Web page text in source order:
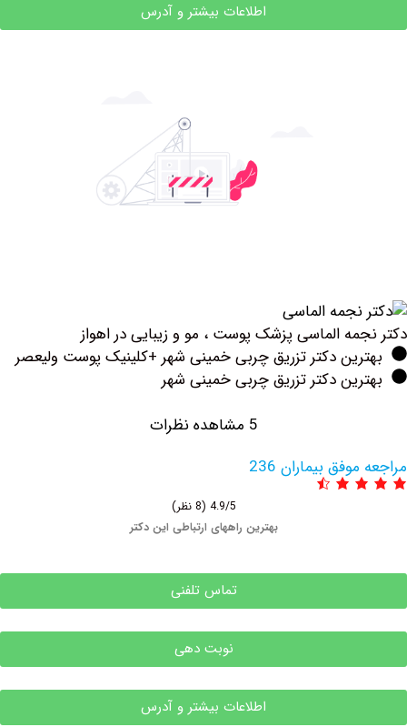
اطلاعات بیشتر و آدرس
الماسی پزشک پوست ، مو و زیبایی در اهواز
دکتر تزریق چربی خمینی شهر +کلینیک پوست ولیعصر
دکتر تزریق چربی خمینی شهر
بیماران 236
بهترین راههای ارتباطی این دکتر
تماس تلفنی
نوبت دهی
اطلاعات بیشتر و آدرس